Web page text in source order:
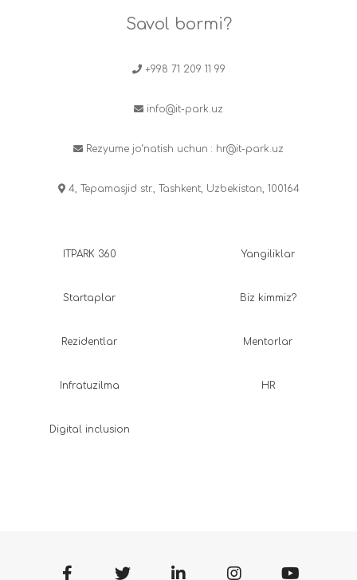
Savol bormi?
+998 71 209 11 99
info@it-park.uz
Rezyume jo‘natish uchun : hr@it-park.uz
4, Tepamasjid str., Tashkent, Uzbekistan, 100164
ITPARK 360
Startaplar
Rezidentlar
Infratuzilma
Digital inclusion
Yangiliklar
Biz kimmiz?
Mentorlar
HR